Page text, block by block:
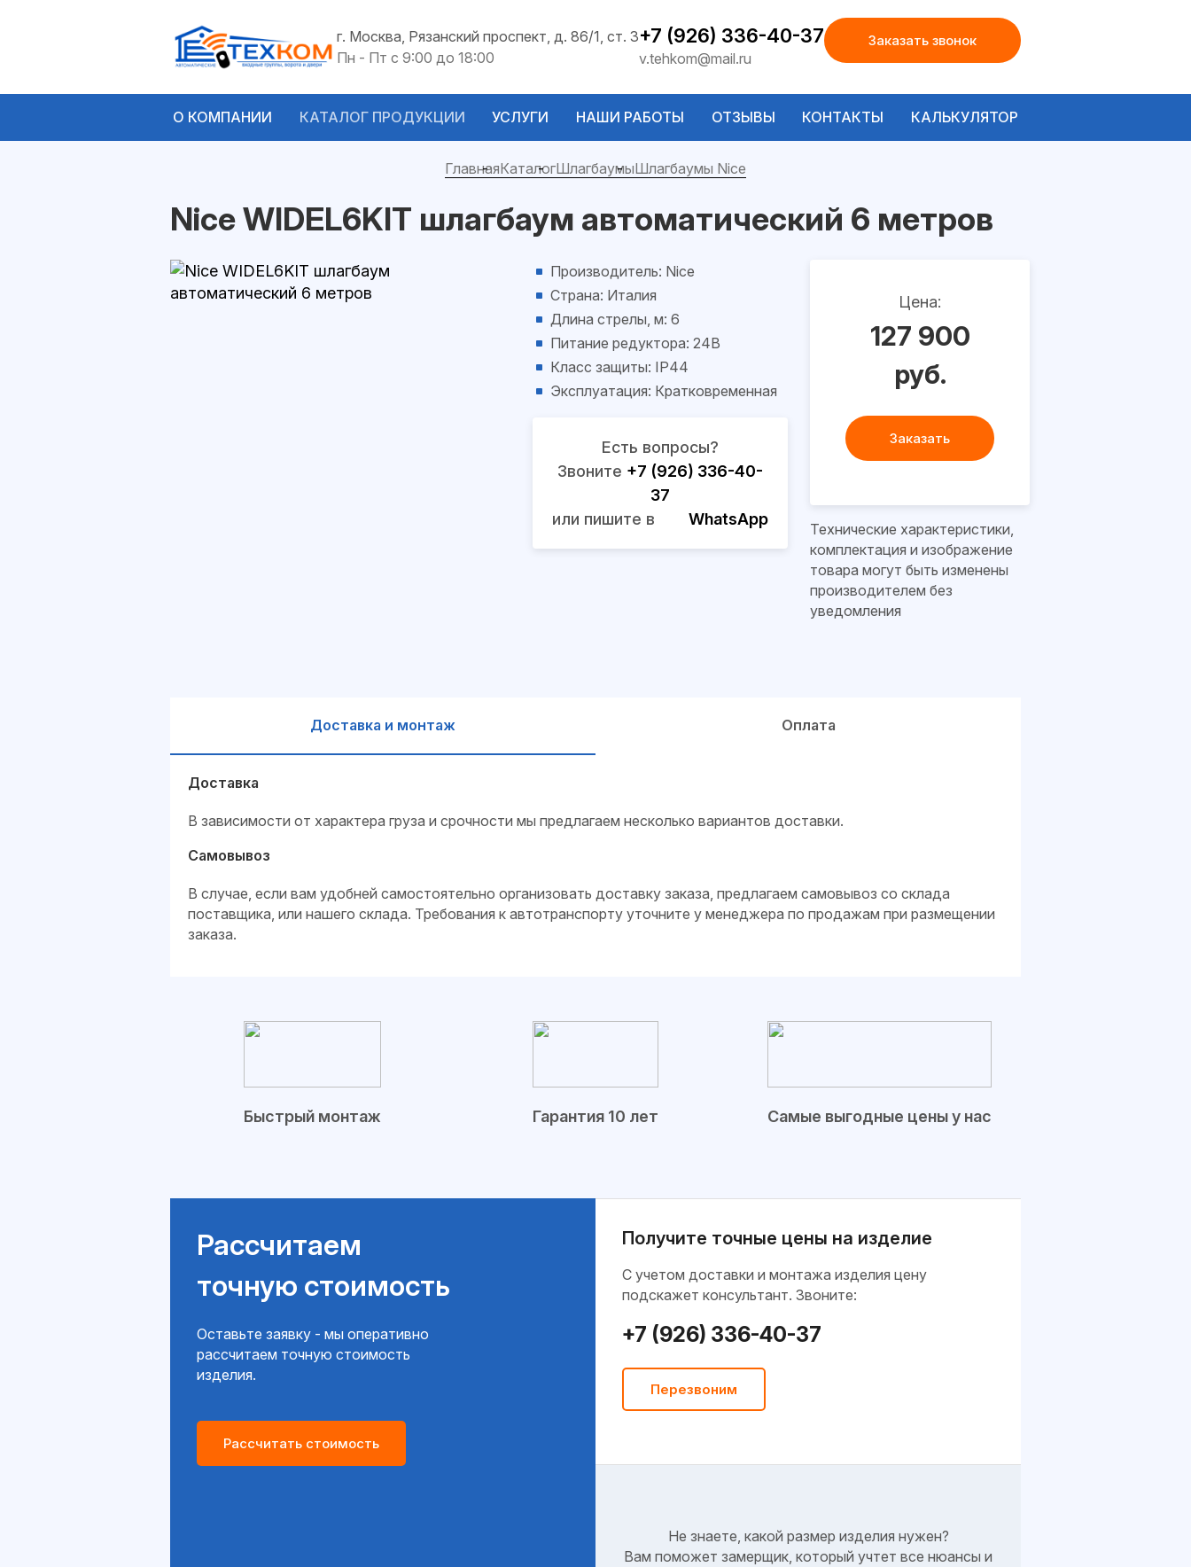
г. Москва, Рязанский проспект, д. 86/1, ст. 3
Пн - Пт с 9:00 до 18:00
+7 (926) 336-40-37
v.tehkom@mail.ru
Заказать звонок
О КОМПАНИИ КАТАЛОГ ПРОДУКЦИИ УСЛУГИ НАШИ РАБОТЫ ОТЗЫВЫ КОНТАКТЫ КАЛЬКУЛЯТОР
ГлавнаяКаталогШлагбаумыШлагбаумы Nice
Nice WIDEL6KIT шлагбаум автоматический 6 метров
Производитель: Nice
Страна: Италия
Длина стрелы, м: 6
Питание редуктора: 24В
Класс защиты: IP44
Эксплуатация: Кратковременная
Есть вопросы?
Звоните +7 (926) 336-40-
37
или пишите в
WhatsApp
Цена:
127 900
руб.
Заказать
Технические характеристики,
комплектация и изображение
товара могут быть изменены
производителем без
уведомления
Доставка и монтаж Оплата
Доставка
В зависимости от характера груза и срочности мы предлагаем несколько вариантов доставки.
Самовывоз
В случае, если вам удобней самостоятельно организовать доставку заказа, предлагаем самовывоз со склада
поставщика, или нашего склада. Требования к автотранспорту уточните у менеджера по продажам при размещении
заказа.
Быстрый монтаж Гарантия 10 лет Самые выгодные цены у нас
Рассчитаем
точную стоимость
Оставьте заявку - мы оперативно
рассчитаем точную стоимость
изделия.
Рассчитать стоимость
Получите точные цены на изделие
C учетом доставки и монтажа изделия цену
подскажет консультант. Звоните:
+7 (926) 336-40-37
Перезвоним
Не знаете, какой размер изделия нужен?
Вам поможет замерщик, который учтет все нюансы и